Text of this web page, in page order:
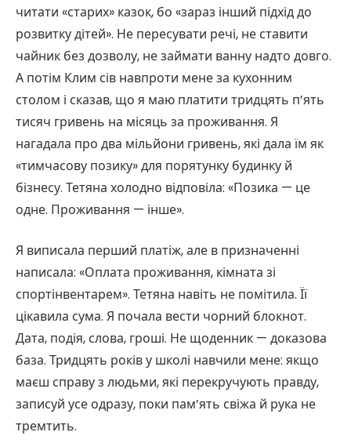
читати «старих» казок, бо «зараз інший підхід до
розвитку дітей». Не пересувати речі, не ставити
чайник без дозволу, не займати ванну надто довго.
А потім Клим сів навпроти мене за кухонним
столом і сказав, що я маю платити тридцять п’ять
тисяч гривень на місяць за проживання. Я
нагадала про два мільйони гривень, які дала їм як
«тимчасову позику» для порятунку будинку й
бізнесу. Тетяна холодно відповіла: «Позика — це
одне. Проживання — інше».
Я виписала перший платіж, але в призначенні
написала: «Оплата проживання, кімната зі
спортінвентарем». Тетяна навіть не помітила. Її
цікавила сума. Я почала вести чорний блокнот.
Дата, подія, слова, гроші. Не щоденник — доказова
база. Тридцять років у школі навчили мене: якщо
маєш справу з людьми, які перекручують правду,
записуй усе одразу, поки пам’ять свіжа й рука не
тремтить.